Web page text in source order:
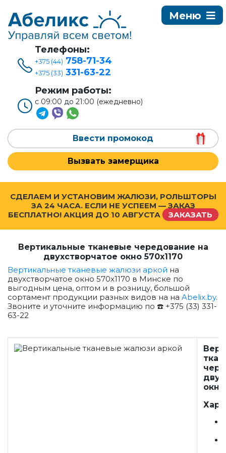
Телефоны:
+375 (44) 758-71-34
+375 (33) 331-63-22
Режим работы:
с 09:00 до 21:00 (ежедневно)
Ввести промокод
Вызвать замерщика
СДЕЛАЕМ И УСТАНОВИМ ЖАЛЮЗИ, РОЛЬШТОРЫ
ЗА 24 ЧАСА. ЕСЛИ НЕ УСПЕЕМ — ЗАКАЗ
БЕСПЛАТНО! АКЦИЯ ДО 10 АВГУСТА ЗАКАЗАТЬ
Вертикальные тканевые чередование на
двухстворчатое окно 570x1170
Вертикальные тканевые жалюзи аркой на
двухстворчатое окно 570x1170 в Минске по
выгодным цена, оптом и в розницу, большой
сортамент продукции разных видов на на Abelix.by.
Звоните и уточните информацию по ☎️ +375 (33) 331-
63-22
окно